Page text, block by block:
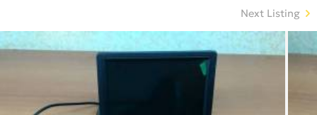
Next Listing